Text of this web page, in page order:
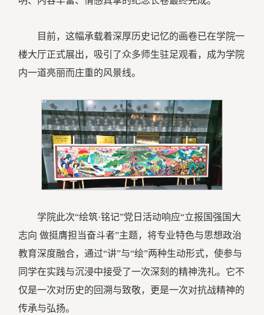
目前，这幅承载着深厚历史记忆的画卷已在学院一
楼大厅正式展出，吸引了众多师生驻足观看，成为学院
内一道亮丽而庄重的风景线。
学院此次“绘筑·铭记”党日活动响应“立报国强国大
志向 做挺膺担当奋斗者”主题，将专业特色与思想政治
教育深度融合，通过“讲”与“绘”两种生动形式，使参与
同学在实践与沉浸中接受了一次深刻的精神洗礼。它不
仅是一次对历史的回溯与致敬，更是一次对抗战精神的
传承与弘扬。